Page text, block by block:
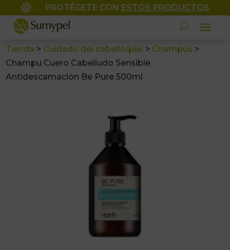
 PROTÉGETE CON ESTOS PRODUCTOS
Tienda > Cuidado del cabello/piel > Champús >
Champu Cuero Cabelludo Sensible
Antidescamación Be Pure 500ml